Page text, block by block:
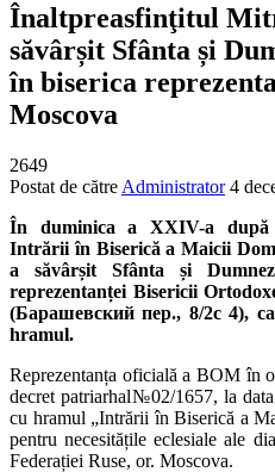
Înaltpreasfinţitul
săvârșit Sfânta și
în biserica
Moscova
2649
Postat de către Administrator 4
În duminica a XXIV-a după
Intrării în Biserică a Maicii
a săvârșit Sfânta și
reprezentanței Bisericii
(Барашевский пер., 8/2с 4),
hramul.
Reprezentanța oficială a BOM în
decret patriarhal№02/1657, la
cu hramul „Intrării în Biserică a
pentru necesitățile eclesiale ale
Federației Ruse, or. Moscova.